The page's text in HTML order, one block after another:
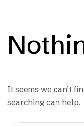
It seems we can’t
searching can help.